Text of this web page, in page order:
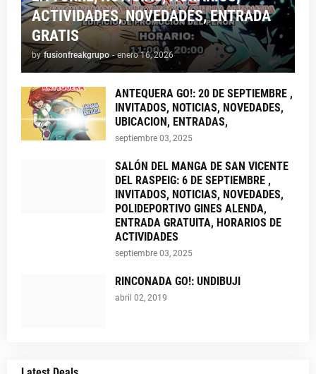
ACTIVIDADES, NOVEDADES, ENTRADA
GRATIS
by fusionfreakgrupo - enero 16, 2026
ANTEQUERA GO!: 20 DE SEPTIEMBRE ,
INVITADOS, NOTICIAS, NOVEDADES,
UBICACION, ENTRADAS,
septiembre 03, 2025
SALÓN DEL MANGA DE SAN VICENTE
DEL RASPEIG: 6 DE SEPTIEMBRE ,
INVITADOS, NOTICIAS, NOVEDADES,
POLIDEPORTIVO GINES ALENDA,
ENTRADA GRATUITA, HORARIOS DE
ACTIVIDADES
septiembre 03, 2025
RINCONADA GO!: UNDIBUJI
abril 02, 2019